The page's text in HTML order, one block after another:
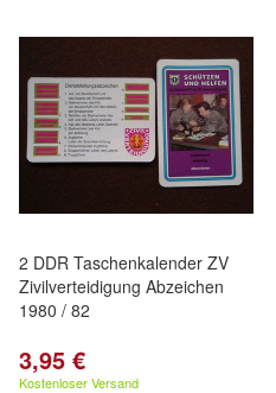
2 DDR Taschenkalender ZV
Zivilverteidigung Abzeichen
1980 / 82
3,95 €
Kostenloser Versand